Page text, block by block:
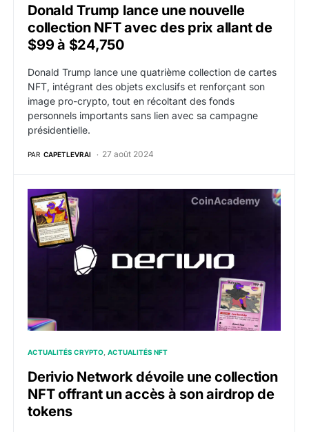
Donald Trump lance une nouvelle
collection NFT avec des prix allant de
$99 à $24,750
Donald Trump lance une quatrième collection de cartes
NFT, intégrant des objets exclusifs et renforçant son
image pro-crypto, tout en récoltant des fonds
personnels importants sans lien avec sa campagne
présidentielle.
PAR CAPETLEVRAI 27 août 2024
Derivio Network dévoile une collection NFT offrant
ACTUALITÉS CRYPTO ACTUALITÉS NFT
Derivio Network dévoile une collection
NFT offrant un accès à son airdrop de
tokens